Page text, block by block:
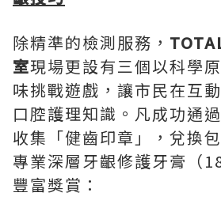
除精準的檢測服務，
室現場更設有三個以科學
味挑戰遊戲，讓市民在互
口腔護理知識。凡成功通
收集「健齒印章」，兌換
專業深層牙齦修護牙膏（
豐富獎賞：